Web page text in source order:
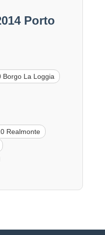
Porto
Borgo La Loggia
Realmonte